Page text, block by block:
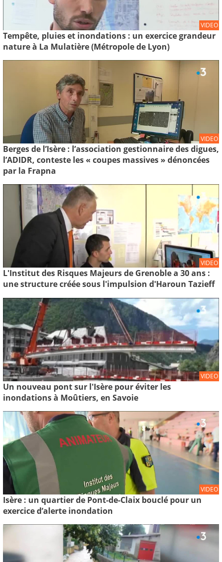
VIDEO
Tempête, pluies et inondations : un exercice grandeur
nature à La Mulatière (Métropole de Lyon)
VIDEO
Berges de l’Isère : l’association gestionnaire des digues,
l’ADIDR, conteste les « coupes massives » dénoncées
par la Frapna
VIDEO
L'Institut des Risques Majeurs de Grenoble a 30 ans :
une structure créée sous l'impulsion d'Haroun Tazieff
VIDEO
Un nouveau pont sur l'Isère pour éviter les
inondations à Moûtiers, en Savoie
VIDEO
Isère : un quartier de Pont-de-Claix bouclé pour un
exercice d’alerte inondation